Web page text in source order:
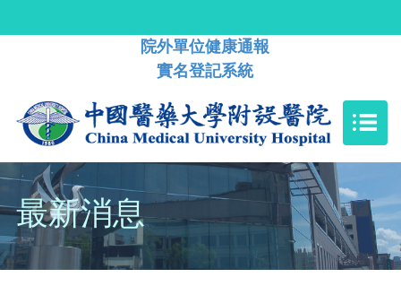
院外單位健康通報
實名登記系統
最新消息